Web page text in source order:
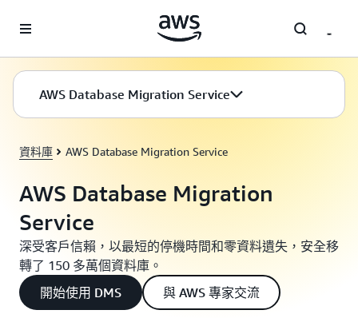
AWS Database Migration Service
資料庫 AWS Database Migration Service
AWS Database Migration
Service
深受客戶信賴，以最短的停機時間和零資料遺失，安全移
轉了 150 多萬個資料庫。
開始使用 DMS
與 AWS 專家交流